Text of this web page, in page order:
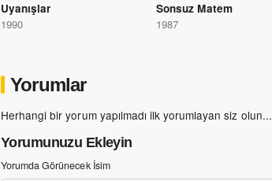
Uyanışlar
1990
Sonsuz Matem
1987
Yorumlar
Herhangi bir yorum yapılmadı ilk yorumlayan siz olun...
Yorumunuzu Ekleyin
Yorumda Görünecek İsim